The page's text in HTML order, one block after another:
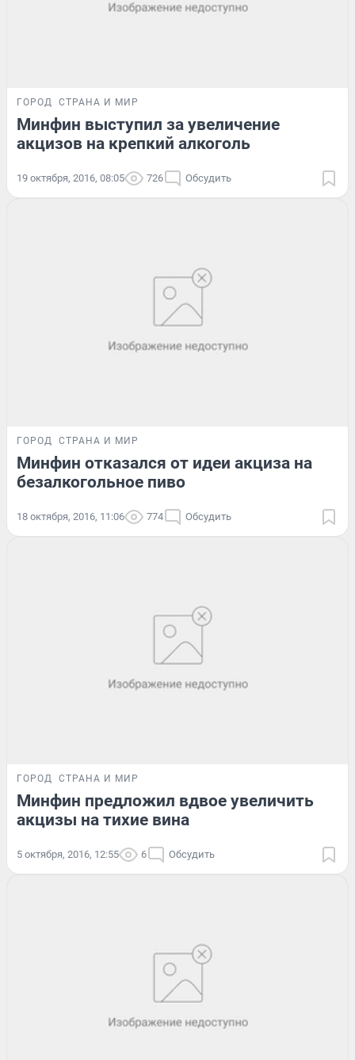
ГОРОД СТРАНА И МИР
Минфин выступил за увеличение
акцизов на крепкий алкоголь
19 октября, 2016, 08:05 726 Обсудить
ГОРОД СТРАНА И МИР
Минфин отказался от идеи акциза на
безалкогольное пиво
18 октября, 2016, 11:06 774 Обсудить
ГОРОД СТРАНА И МИР
Минфин предложил вдвое увеличить
акцизы на тихие вина
5 октября, 2016, 12:55 6 Обсудить